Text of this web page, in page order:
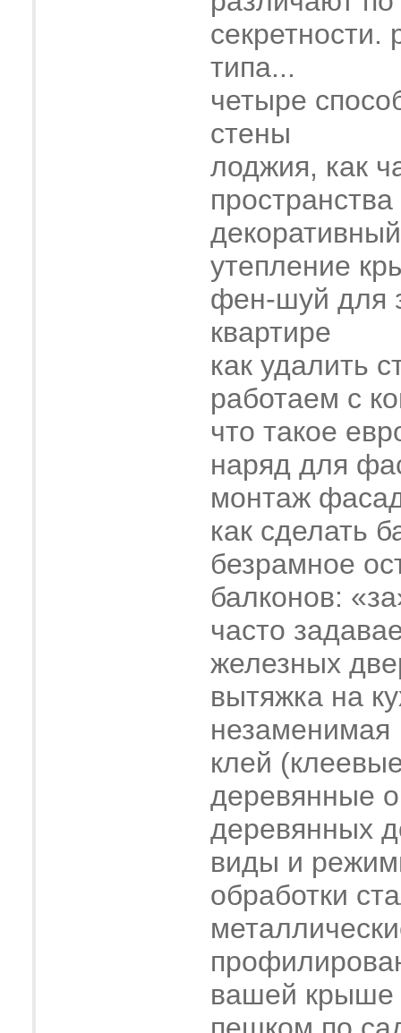
секретности.
типа...
четыре
стены
лоджия, как
пространства
утепление
фен-шуй для
квартире
как удалить
работаем с
что такое
наряд для
монтаж
как сделать
безрамное
балконов:
часто
железных
вытяжка на
незаменимая
клей
деревянные
деревянных
виды и
обработки
вашей крыше